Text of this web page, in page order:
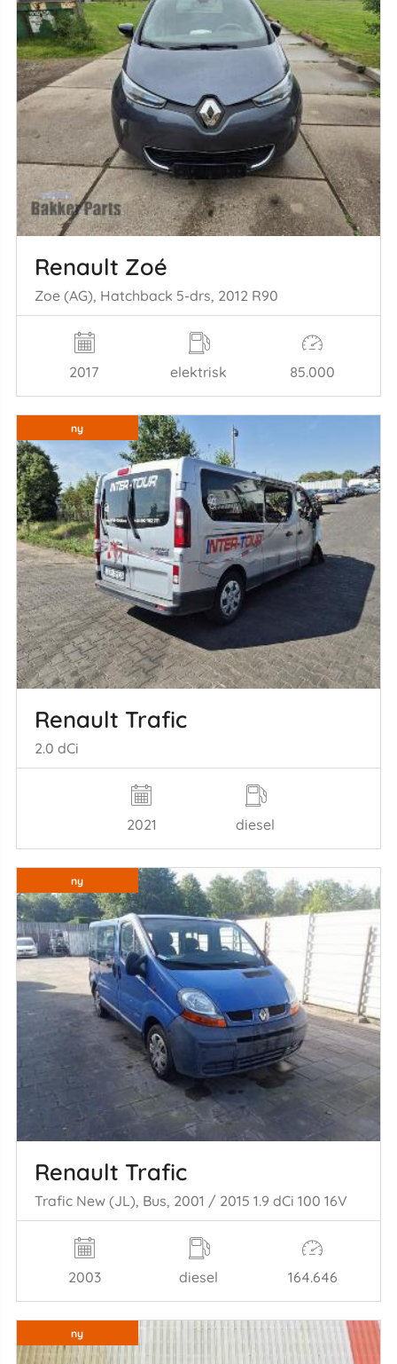
Renault Zoé
Zoe (AG), Hatchback 5-drs, 2012 R90
2017 elektrisk 85.000
ny
Renault Trafic
2.0 dCi
2021 diesel
ny
Renault Trafic
Trafic New (JL), Bus, 2001 / 2015 1.9 dCi 100 16V
2003 diesel 164.646
ny